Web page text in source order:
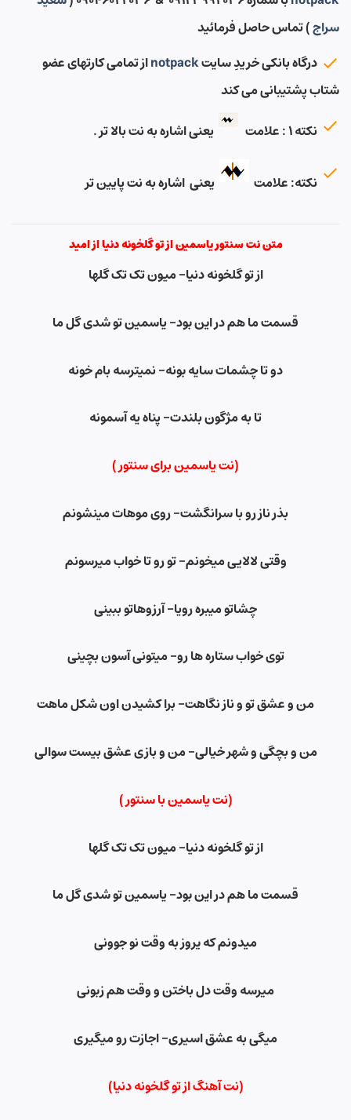
سراج) تماس حاصل فرمائید
درگاه بانکی خریدِ سایتnotpackاز تمامی کارتهای عضو
شتاب پشتیبانی می کند
نکته ۱ : علامت
یعنی اشاره به نت بالا تر .
نکته: علامت یعنی اشاره به نت پایین تر
متن نت سنتور یاسمین از تو گلخونه دنیا از امید
از تو گلخونه دنیا- میون تک تک گلها
قسمت ما هم در این بود- یاسمین تو شدی گل ما
دو تا چشمات سایه بونه- نمیترسه بام خونه
تا به مژگون بلندت- پناه یه آسمونه
(نت یاسمین برای سنتور )
بذر ناز رو با سرانگشت- روی موهات مینشونم
وقتی لالایی میخونم- تو رو تا خواب میرسونم
چشاتو میبره رویا- آرزوهاتو ببینی
توی خواب ستاره ها رو- میتونی آسون بچینی
من و عشق تو و ناز نگاهت- برا کشیدن اون شکل ماهت
من و بچگی و شهر خیالی- من و بازی عشق بیست سوالی
(نت یاسمینبا سنتور )
از تو گلخونه دنیا- میون تک تک گلها
قسمت ما هم در این بود- یاسمین تو شدی گل ما
میدونم که یروز به وقت نو جوونی
میرسه وقت دل باختن و وقت هم زبونی
میگی به عشق اسیری- اجازت رو میگیری
(نت آهنگ از تو گلخونه دنیا)